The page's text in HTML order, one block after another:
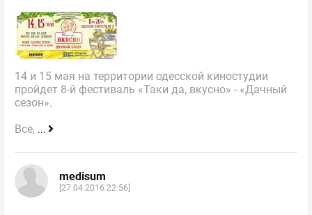
14 и 15 мая на территории одесской киностудии
пройдет 8-й фестиваль «Таки да, вкусно» - «Дачный
сезон».
Все, ...
medisum
[27.04.2016 22:56]